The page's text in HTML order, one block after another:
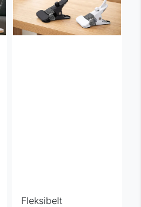
Fleksibelt